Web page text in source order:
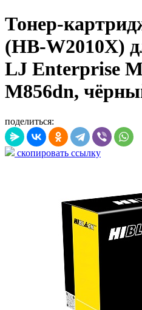
Тонер-
(HB-W2010X)
LJ Enterprise
M856dn,
поделиться:
скопировать ссылку